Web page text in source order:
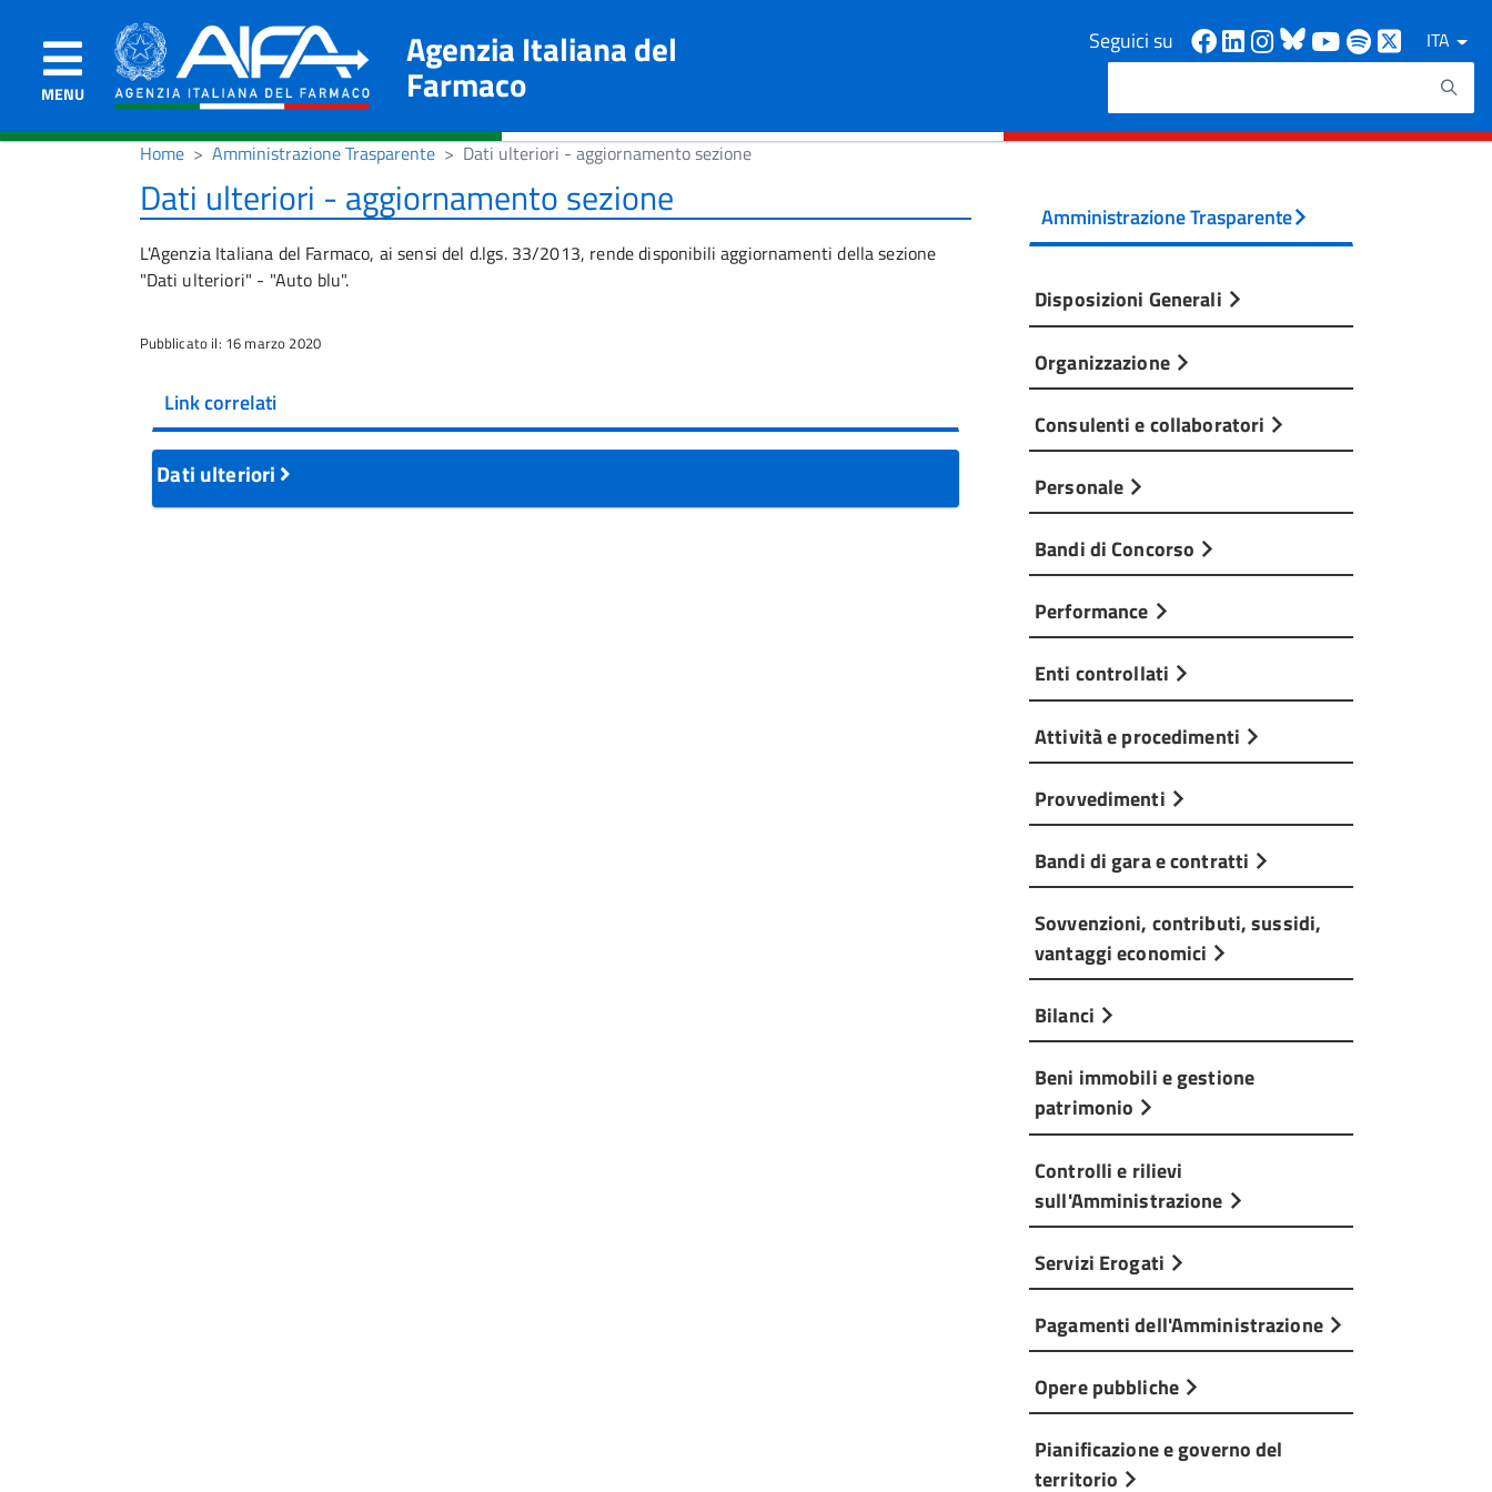
MENU
Agenzia Italiana del
Farmaco
Seguici su Facebook
Linkedin
Instagram
Bluesky
Youtube
Spotify
ITA
Cerca
Home Amministrazione Trasparente Dati ulteriori - aggiornamento sezione
Dati ulteriori - aggiornamento sezione
L'Agenzia Italiana del Farmaco, ai sensi del d.lgs. 33/2013, rende disponibili aggiornamenti della sezione
"Dati ulteriori" - "Auto blu".
Pubblicato il: 16 marzo 2020
Link correlati
Dati ulteriori
Amministrazione Trasparente
Disposizioni Generali
Organizzazione
Consulenti e collaboratori
Personale
Bandi di Concorso
Performance
Enti controllati
Attività e procedimenti
Provvedimenti
Bandi di gara e contratti
Sovvenzioni, contributi, sussidi,
vantaggi economici
Bilanci
Beni immobili e gestione
patrimonio
Controlli e rilievi
sull'Amministrazione
Servizi Erogati
Pagamenti dell'Amministrazione
Opere pubbliche
Pianificazione e governo del
territorio